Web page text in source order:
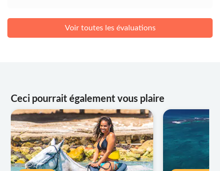
Voir toutes les évaluations
Ceci pourrait également vous plaire